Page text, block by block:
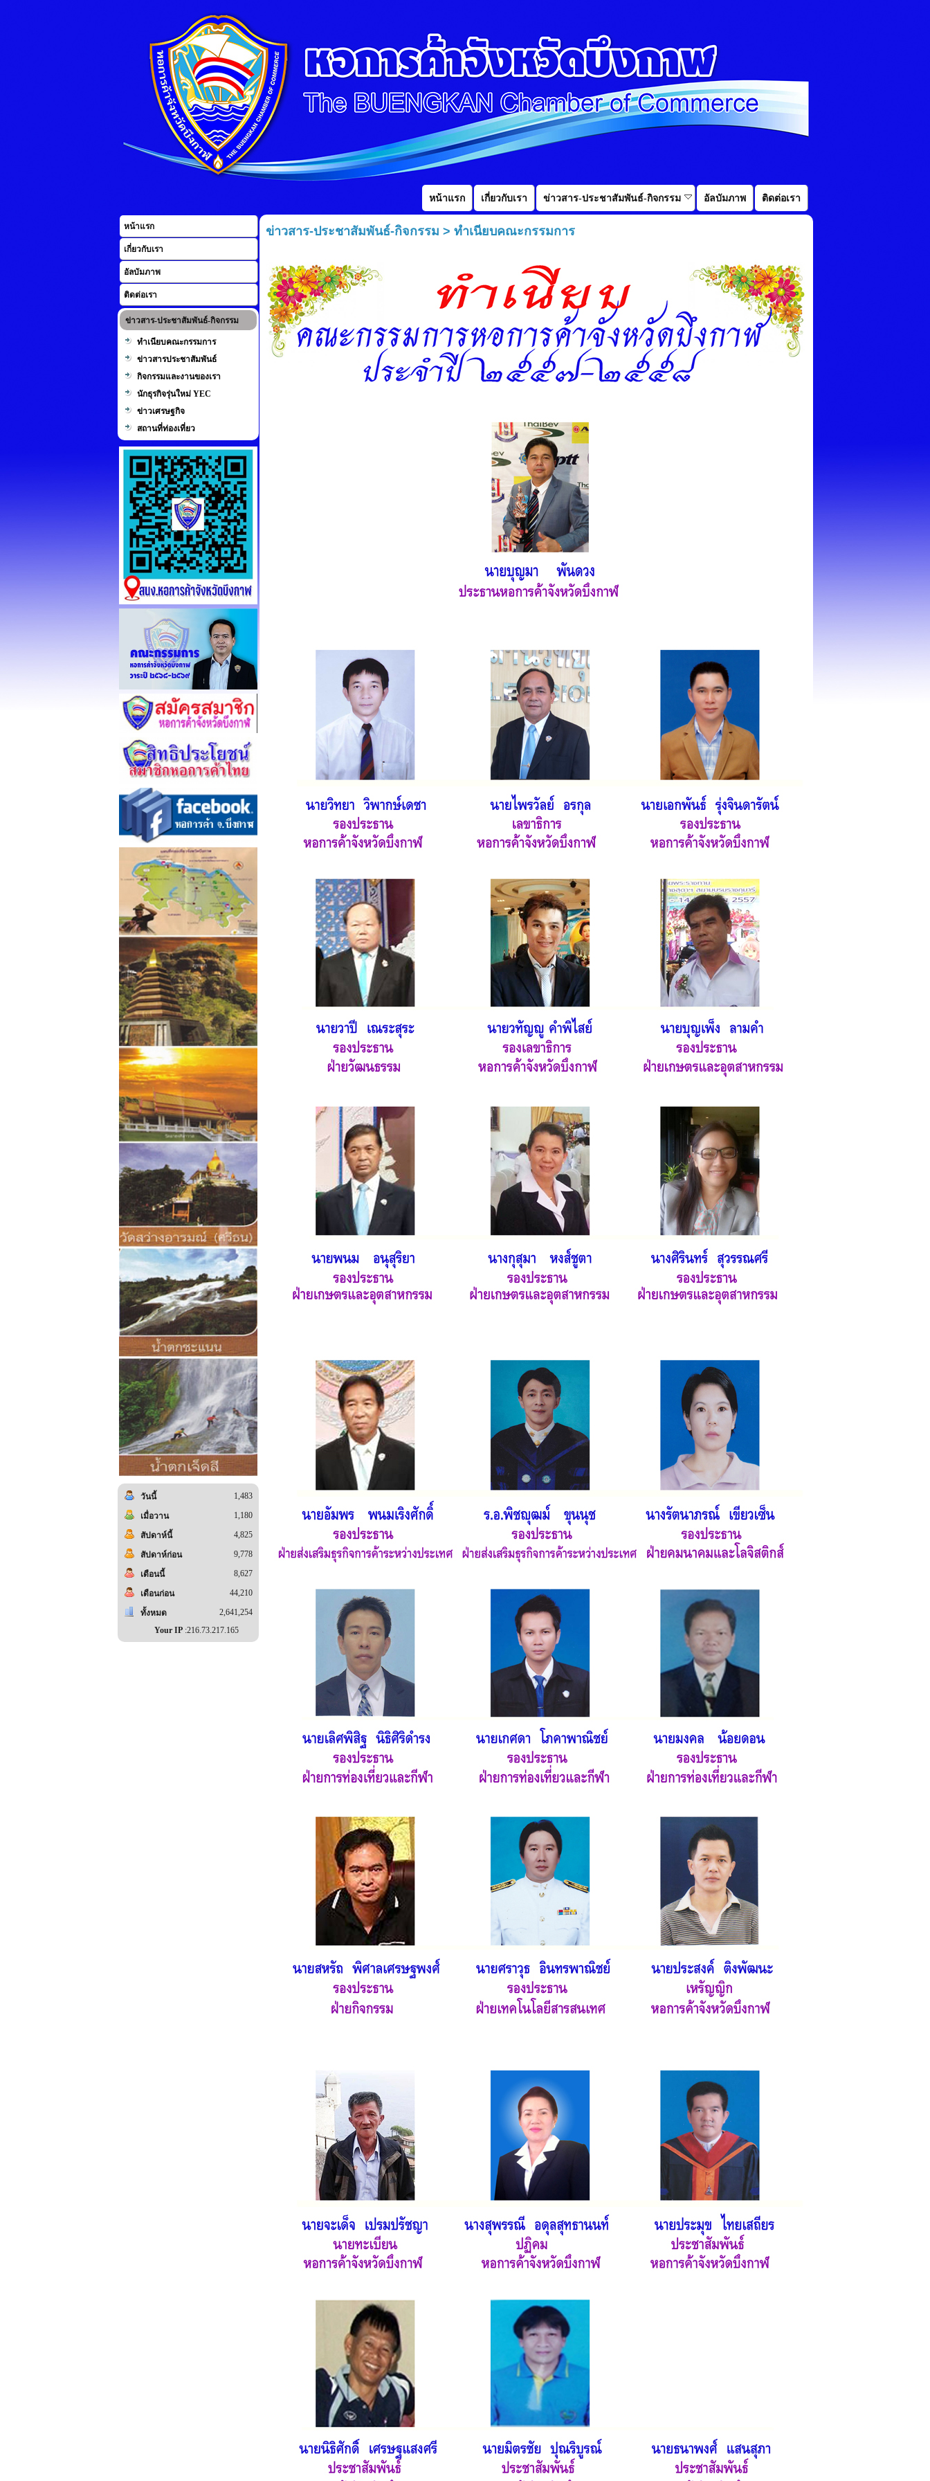
ติดต่อเรา
อัลบัมภาพ
ข่าวสาร-ประชาสัมพันธ์-กิจกรรม
เกี่ยวกับเรา
หน้าแรก
หน้าแรก
เกี่ยวกับเรา
อัลบัมภาพ
ติดต่อเรา
ข่าวสาร-ประชาสัมพันธ์-กิจกรรม
ทำเนียบคณะกรรมการ
ข่าวสารประชาสัมพันธ์
กิจกรรมและงานของเรา
นักธุรกิจรุ่นใหม่ YEC
ข่าวเศรษฐกิจ
สถานที่ท่องเที่ยว
วันนี้ 1,483
เมื่อวาน 1,180
สัปดาห์นี้ 4,825
สัปดาห์ก่อน 9,778
เดือนนี้ 8,627
เดือนก่อน 44,210
ทั้งหมด
2,641,254
Your IP:216.73.217.165
ข่าวสาร-ประชาสัมพันธ์-กิจกรรม > ทำเนียบคณะกรรมการ